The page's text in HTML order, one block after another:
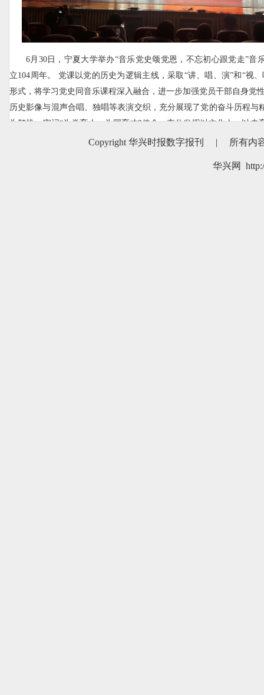
6月30日，宁夏大学举办“音乐党史颂党恩，不忘初心跟党走”音
立104周年。 党课以党的历史为逻辑主线，采取“讲、唱、演”和“视
形式，将学习党史同音乐课程深入融合，进一步加强党员干部自身党
历史影像与混声合唱、独唱等表演交织，充分展现了党的奋斗历程与
为契机，牢记“为党育人、为国育才”使命，充分发挥以文化人、以史
发展实际，努力推进“双一流”建设。 本报记者 韩瑞利 摄
Copyright 华兴时报数字报刊 | 所有内
华兴网